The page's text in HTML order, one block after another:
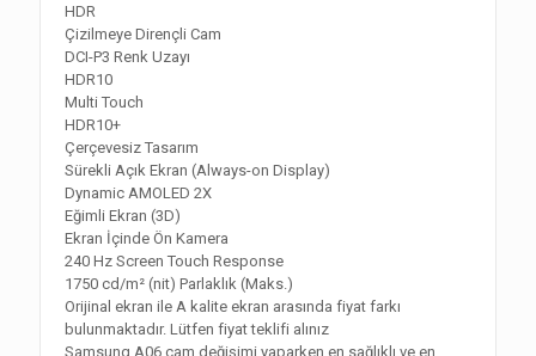
HDR
Çizilmeye Dirençli Cam
DCI-P3 Renk Uzayı
HDR10
Multi Touch
HDR10+
Çerçevesiz Tasarım
Sürekli Açık Ekran (Always-on Display)
Dynamic AMOLED 2X
Eğimli Ekran (3D)
Ekran İçinde Ön Kamera
240 Hz Screen Touch Response
1750 cd/m² (nit) Parlaklık (Maks.)
Orijinal ekran ile A kalite ekran arasında fiyat farkı
bulunmaktadır. Lütfen fiyat teklifi alınız
Samsung A06 cam değişimi yaparken en sağlıklı ve en